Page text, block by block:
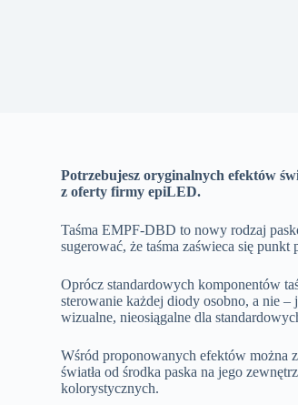
Potrzebujesz oryginalnych efektów
z oferty firmy epiLED.
Taśma EMPF-DBD to nowy rodzaj
sugerować, że taśma zaświeca się punkt
Oprócz standardowych komponentów
sterowanie każdej diody osobno, a nie
wizualne, nieosiągalne dla
Wśród proponowanych efektów można
światła od środka paska na jego
kolorystycznych.